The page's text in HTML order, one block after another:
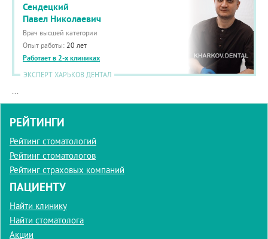
Сендецкий
Павел Николаевич
Врач высшей категории
Опыт работы: 20 лет
Работает в 2-х клиниках
ЭКСПЕРТ ХАРЬКОВ ДЕНТАЛ
...
РЕЙТИНГИ
Рейтинг стоматологий
Рейтинг стоматологов
Рейтинг страховых компаний
ПАЦИЕНТУ
Найти клинику
Найти стоматолога
Акции